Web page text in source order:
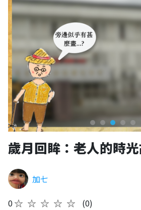
歲月回眸：老人的時
加七
0★★★★★
(0)